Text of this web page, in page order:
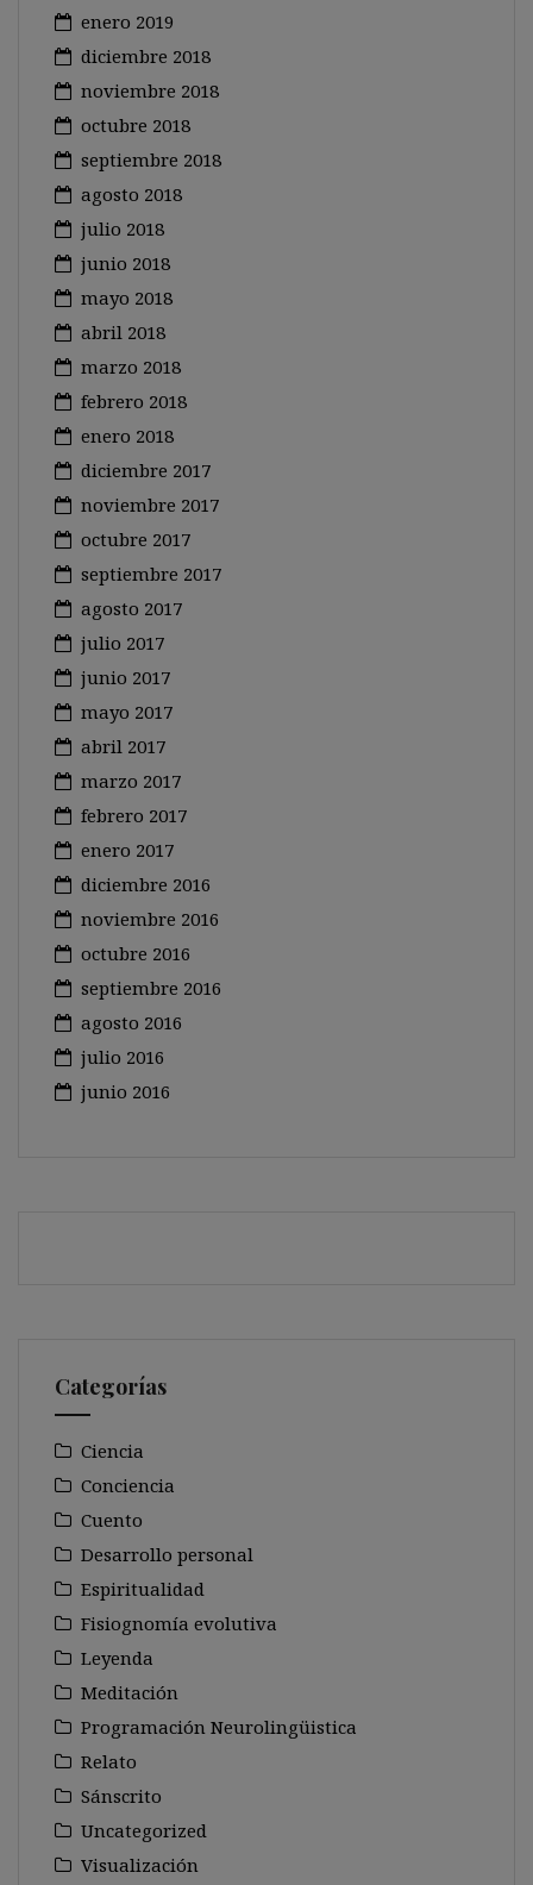
enero 2019
diciembre 2018
noviembre 2018
octubre 2018
septiembre 2018
agosto 2018
julio 2018
junio 2018
mayo 2018
abril 2018
marzo 2018
febrero 2018
enero 2018
diciembre 2017
noviembre 2017
octubre 2017
septiembre 2017
agosto 2017
julio 2017
junio 2017
mayo 2017
abril 2017
marzo 2017
febrero 2017
enero 2017
diciembre 2016
noviembre 2016
octubre 2016
septiembre 2016
agosto 2016
julio 2016
junio 2016
Categorías
Ciencia
Conciencia
Cuento
Desarrollo personal
Espiritualidad
Fisiognomía evolutiva
Leyenda
Meditación
Programación Neurolingüistica
Relato
Sánscrito
Uncategorized
Visualización